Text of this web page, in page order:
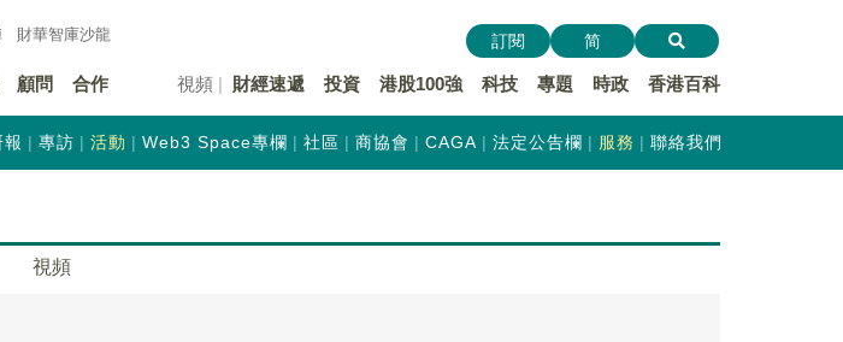
財華智庫沙龍
顧問 合作 視頻 財經速遞 投資 港股100強 科技 專題 時政 香港百科
訂閱 简
報 專訪 活動 Web3 Space專欄 社區 商協會 CAGA 法定公告欄 服務 聯絡我們
視頻